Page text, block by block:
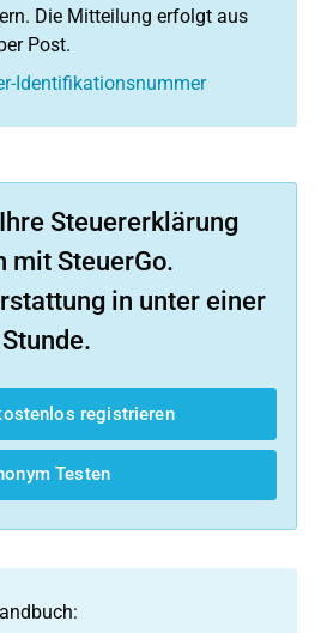
Die Mitteilung erfolgt aus
Post.
Identifikationsnummer
Steuererklärung
mit SteuerGo.
in unter einer
Stunde.
registrieren
Testen